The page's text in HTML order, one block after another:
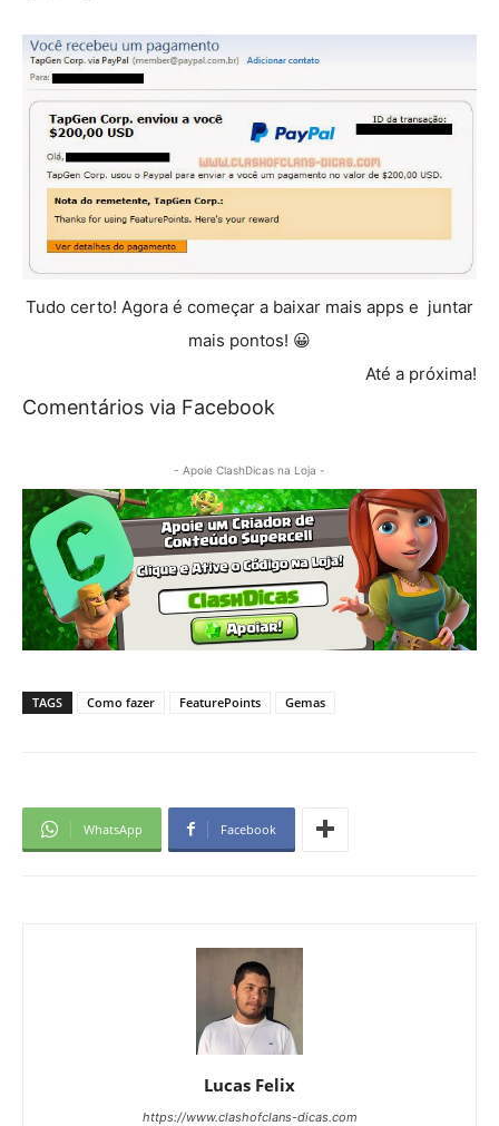
Tudo certo! Agora é começar a baixar mais apps e juntar
mais pontos! 😀
Até a próxima!
Comentários via Facebook
- Apoie ClashDicas na Loja -
TAGS Como fazer FeaturePoints Gemas
WhatsApp Facebook
Lucas Felix
https://www.clashofclans-dicas.com